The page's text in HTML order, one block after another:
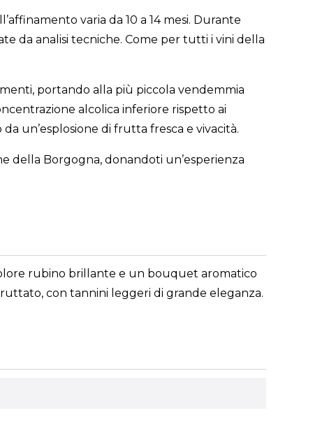
varia da 10 a 14 mesi. Durante
da analisi tecniche. Come per tutti i vini della
portando alla più piccola vendemmia
alcolica inferiore rispetto ai
un’esplosione di frutta fresca e vivacità.
della Borgogna, donandoti un’esperienza
rubino brillante e un bouquet aromatico
con tannini leggeri di grande eleganza.